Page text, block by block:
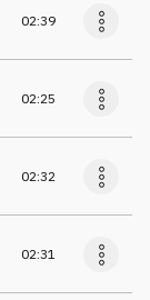
02:39
02:25
02:32
02:31